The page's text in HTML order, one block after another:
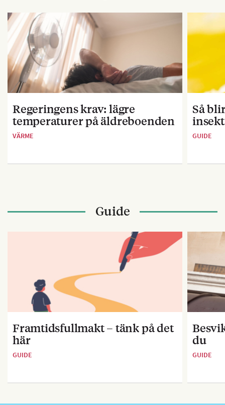
Regeringens krav: lägre
temperaturer på äldreboenden
VÄRME
Så
GUIDE
Guide
Framtidsfullmakt – tänk på det
här
GUIDE
du
GUIDE